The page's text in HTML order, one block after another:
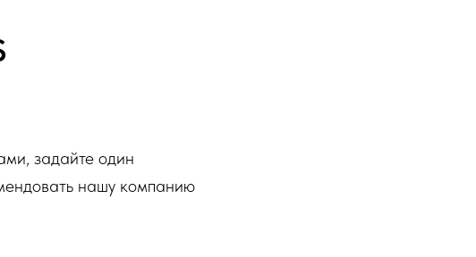
задайте один
нашу компанию